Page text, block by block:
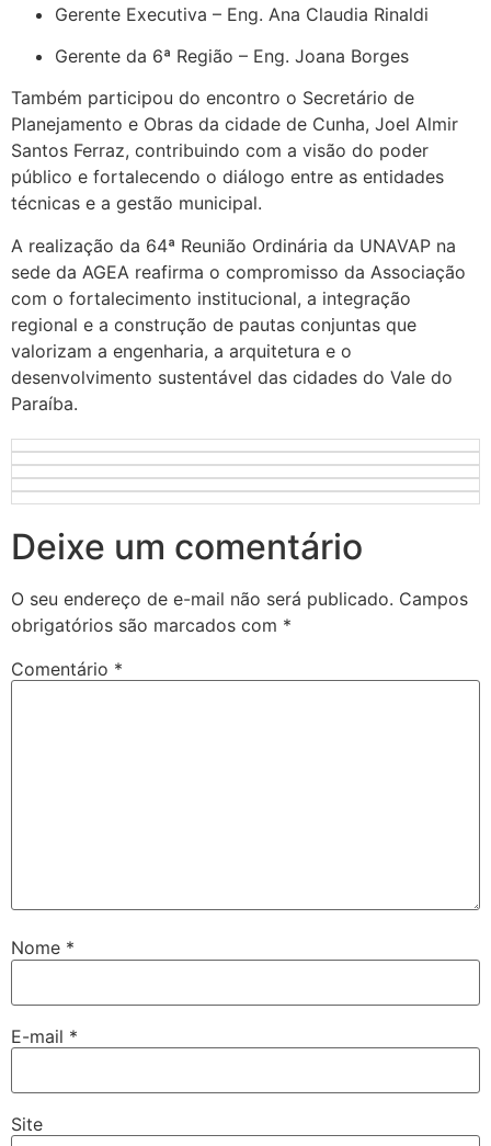
Gerente Executiva – Eng. Ana Claudia Rinaldi
Gerente da 6ª Região – Eng. Joana Borges
Também participou do encontro o Secretário de
Planejamento e Obras da cidade de Cunha, Joel Almir
Santos Ferraz, contribuindo com a visão do poder
público e fortalecendo o diálogo entre as entidades
técnicas e a gestão municipal.
A realização da 64ª Reunião Ordinária da UNAVAP na
sede da AGEA reafirma o compromisso da Associação
com o fortalecimento institucional, a integração
regional e a construção de pautas conjuntas que
valorizam a engenharia, a arquitetura e o
desenvolvimento sustentável das cidades do Vale do
Paraíba.
Deixe um comentário
O seu endereço de e-mail não será publicado. Campos
obrigatórios são marcados com *
Comentário *
Nome *
E-mail *
Site